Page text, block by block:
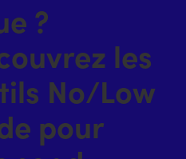
?
les
No/Low
pour